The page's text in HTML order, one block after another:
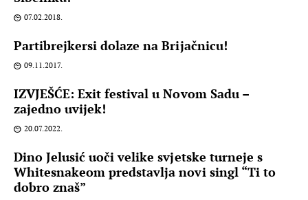
07.02.2018.
Partibrejkersi dolaze na Brijačnicu!
09.11.2017.
IZVJEŠĆE: Exit festival u Novom Sadu –
zajedno uvijek!
20.07.2022.
Dino Jelusić uoči velike svjetske turneje s
Whitesnakeom predstavlja novi singl “Ti to
dobro znaš”